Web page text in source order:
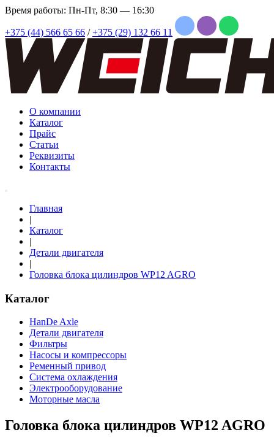
Время работы: Пн-Пт, 8:30 — 16:30
+375 (44) 566 65 66 / +375 (29) 132 66 11
О компании
Каталог
Прайс
Статьи
Реквизиты
Контакты
Главная
|
Каталог
|
Детали двигателя
|
Головка блока цилиндров WP12 AGRO
Каталог
HanDe Axle
Детали двигателя
Фильтры
Насосы и компрессоры
Ременный привод
Система охлаждения
Электрооборудование
Моторные масла
Головка блока цилиндров WP12 AGRO